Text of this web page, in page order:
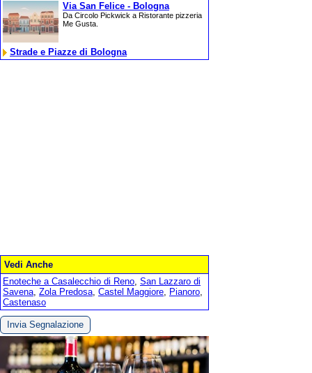
Via San Felice - Bologna
Da Circolo Pickwick a Ristorante pizzeria
Me Gusta.
Strade e Piazze di Bologna
Vedi Anche
Enoteche a Casalecchio di Reno, San Lazzaro di
Savena, Zola Predosa, Castel Maggiore, Pianoro,
Castenaso
Invia Segnalazione